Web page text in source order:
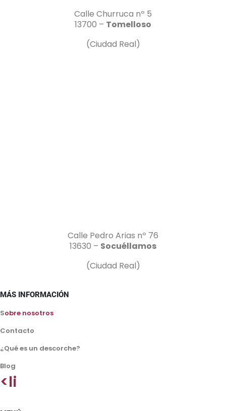
Calle Churruca nº 5
13700 – Tomelloso
(Ciudad Real)
Calle Pedro Arias nº 76
13630 – Socuéllamos
(Ciudad Real)
MÁS INFORMACIÓN
Sobre nosotros
Contacto
¿Qué es un descorche?
Blog
<li